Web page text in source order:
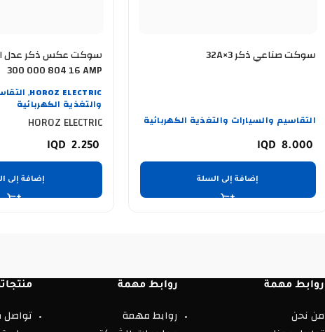
سوكت صناعي ذكر 3×32A
التقاسيم والسيارات والتغذية الكهربائية
8.000
إضافة إلى السلة
300 000 804 16 AMP
HOROZ ELECTRIC
,
والتغذية الكهربائية
HOROZ ELECTRIC
2.250
إضافة إلى
روابط مهمة
من نحن
روابط مهمة
روابط مهمة
تواصل